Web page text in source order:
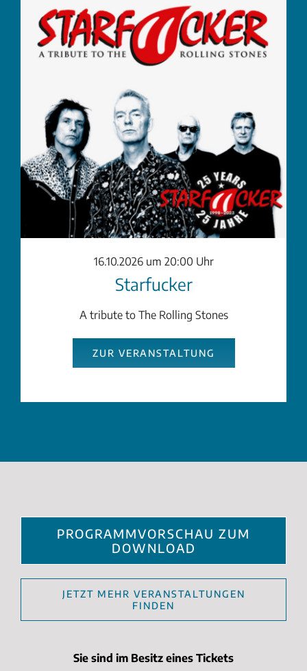
16.10.2026 um 20:00 Uhr
Starfucker
A tribute to The Rolling Stones
ZUR VERANSTALTUNG
PROGRAMMVORSCHAU ZUM
DOWNLOAD
JETZT MEHR VERANSTALTUNGEN
FINDEN
Sie sind im Besitz eines Tickets